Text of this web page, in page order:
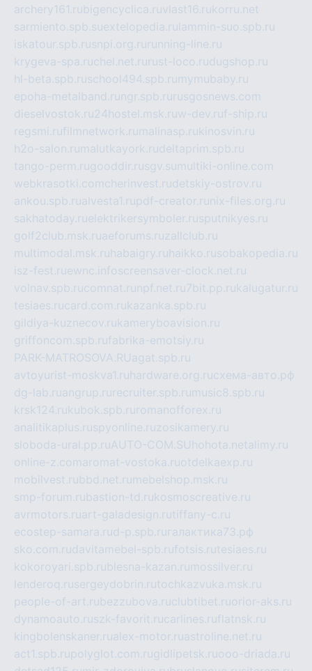
archery161.rubigencyclica.ruvlast16.rukorru.net
sarmiento.spb.suextelopedia.ru lammin-suo.spb.ru
iskatour.spb.rusnpi.org.ru running-line.ru
krygeva-spa.ruchel.net.ru rust-loco.rudugshop.ru
hl-beta.spb.ruschool494.spb.ru mymubaby.ru
epoha-metalband.ru ngr.spb.ru rusgosnews.com
dieselvostok.ru24hostel.msk.ruw-dev.ruf-ship.ru
regsmi.rufilmnetwork.ru malinasp.rukinosvin.ru
h2o-salon.ru malutkayork.rudeltaprim.spb.ru
tango-perm.rugooddir.rusgv.su multiki-online.com
webkrasotki.comcherinvest.rudetskiy-ostrov.ru
ankou.spb.rualvesta1.rupdf-creator.ru nix-files.org.ru
sakhatoday.ruelektrikersymboler.rusputnikyes.ru
golf2club.msk.ruaeforums.ruzallclub.ru
multimodal.msk.ru habaigry.ru haikko.rusobakopedia.ru
isz-fest.ruewnc.infoscreensaver-clock.net.ru
volnav.spb.rucomnat.ru npf.net.ru7bit.pp.rukalugatur.ru
tesiaes.rucard.com.rukazanka.spb.ru
gildiya-kuznecov.rukameryboavision.ru
griffoncom.spb.rufabrika-emotsiy.ru
PARK-MATROSOVA.RUagat.spb.ru
avtoyurist-moskva1.ru hardware.org.ruсхема-авто.рф
dg-lab.ruangrup.ru recruiter.spb.ru music8.spb.ru
krsk124.rukubok.spb.ru romanofforex.ru
analitikaplus.ruspyonline.ruzosikamery.ru
sloboda-ural.pp.ruAUTO-COM.SU hohota.netalimy.ru
online-z.comaromat-vostoka.ruotdelkaexp.ru
mobilvest.rubbd.net.ru mebelshop.msk.ru
smp-forum.rubastion-td.rukosmoscreative.ru
avrmotors.ruart-galadesign.rutiffany-c.ru
ecostep-samara.rud-p.spb.ru галактика73.рф
sko.com.rudavitamebel-spb.rufotsis.rutesiaes.ru
kokoroyari.spb.rublesna-kazan.ru mossilver.ru
lenderoq.rusergeydobrin.rutochkazvuka.msk.ru
people-of-art.rubezzubova.ruclubtibet.ruorior-aks.ru
dynamoauto.ruszk-favorit.rucarlines.ruflatnsk.ru
kingbolenskaner.rualex-motor.ruastroline.net.ru
act1.spb.rupolyglot.com.rugidlipetsk.ruooo-driada.ru